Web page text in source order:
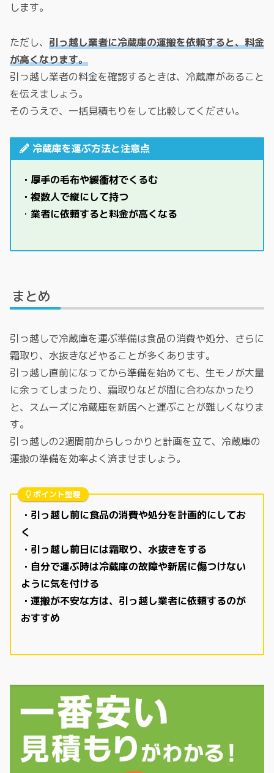
します。
ただし、 引っ越し業者に冷蔵庫の運搬を依頼すると、料金
が高くなります。
引っ越し業者の料金を確認するときは、冷蔵庫があること
を伝えましょう。
そのうえで、一括見積もりをして比較してください。
冷蔵庫を運ぶ方法と注意点
・厚手の毛布や緩衝材でくるむ
・複数人で縦にして持つ
・ 業者に依頼すると料金が高くなる
まとめ
引っ越しで冷蔵庫を運ぶ準備は食品の消費や処分、さらに
霜取り、水抜きなどやることが多くあります。
引っ越し直前になってから準備を始めても、生モノが大量
に余ってしまったり、霜取りなどが間に合わなかったり
と、スムーズに冷蔵庫を新居へと運ぶことが難しくなりま
す。
引っ越しの2週間前からしっかりと計画を立て、冷蔵庫の
運搬の準備を効率よく済ませましょう。
ポイント整理
・引っ越し前に食品の消費や処分を計画的にしてお
く
・引っ越し前日には霜取り、水抜きをする
・自分で運ぶ時は冷蔵庫の故障や新居に傷つけない
ように気を付ける
・運搬が不安な方は、引っ越し業者に依頼するのが
おすすめ